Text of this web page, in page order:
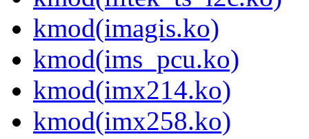
kmod(imagis.ko)
kmod(ims_pcu.ko)
kmod(imx214.ko)
kmod(imx258.ko)